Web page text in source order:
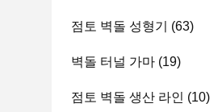
점토 벽돌 성형기 (63)
벽돌 터널 가마 (19)
점토 벽돌 생산 라인 (10)